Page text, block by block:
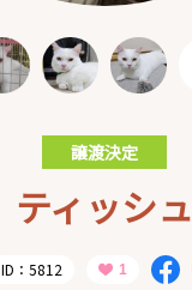
譲渡決定
ティッシュ
ID：5812